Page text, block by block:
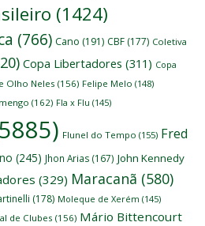
(1424)
(766) Cano (191) CBF (177) Coletiva
Copa Libertadores (311) Copa
Olho Neles (156) Felipe Melo (148)
(162) Fla x Flu (145)
Flunel do Tempo (155) Fred
(245) Jhon Arias (167) John Kennedy
(329) Maracanã (580)
(178) Moleque de Xerém (145)
de Clubes (156) Mário Bittencourt